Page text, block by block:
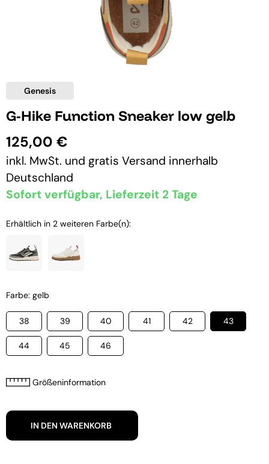
Genesis
G-Hike Function Sneaker low gelb
125,00 €
inkl. MwSt. und gratis Versand innerhalb
Deutschland
Sofort verfügbar, Lieferzeit 2 Tage
Erhältlich in 2 weiteren Farbe(n):
Farbe: gelb
38 39 40 41 42 43
44 45 46
Größeninformation
IN DEN WARENKORB